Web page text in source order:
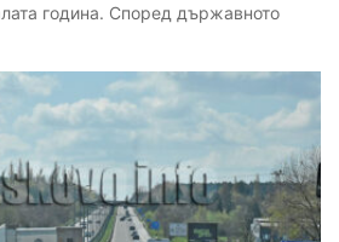
година. Според държавното